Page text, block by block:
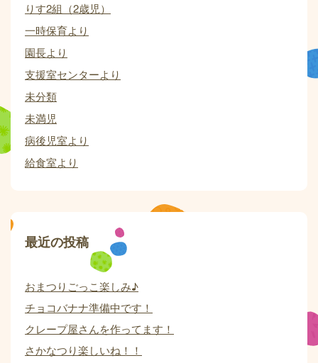
りす2組（2歳児）
一時保育より
園長より
支援室センターより
未分類
未満児
病後児室より
給食室より
最近の投稿
おまつりごっこ楽しみ♪
チョコバナナ準備中です！
クレープ屋さんを作ってます！
さかなつり楽しいね！！